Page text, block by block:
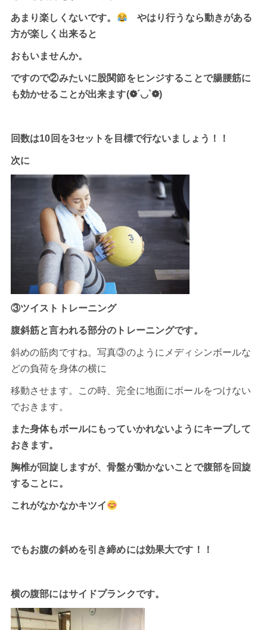
あまり楽しくないです。
やはり行うなら動きがある
方が楽しく出来ると
おもいませんか。
ですので②みたいに股関節をヒンジすることで腸腰筋に
も効かせることが出来ます(❁´◡`❁)
回数は10回を3セットを目標で行ないましょう！！
次に
③ツイストトレーニング
腹斜筋と言われる部分のトレーニングです。
斜めの筋肉ですね。写真③のようにメディシンボールな
どの負荷を身体の横に
移動させます。この時、完全に地面にボールをつけない
でおきます。
また身体もボールにもっていかれないようにキープして
おきます。
胸椎が回旋しますが、骨盤が動かないことで腹部を回旋
することに。
これがなかなかキツイ
でもお腹の斜めを引き締めには効果大です！！
横の腹部にはサイドプランクです。